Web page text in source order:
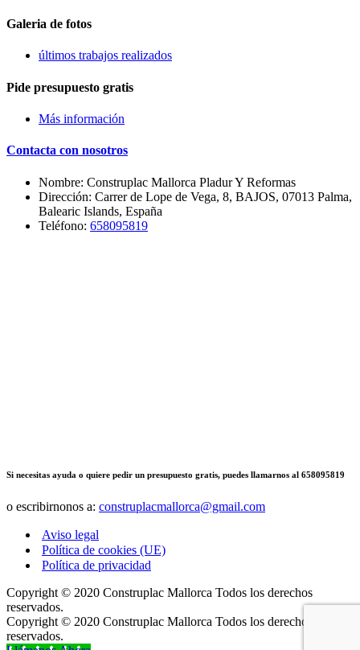
Galeria de fotos
últimos trabajos realizados
Pide presupuesto gratis
Más información
Contacta con nosotros
Nombre: Construplac Mallorca Pladur Y Reformas
Dirección: Carrer de Lope de Vega, 8, BAJOS, 07013 Palma,
Balearic Islands, España
Teléfono: 658095819
Si necesitas ayuda o quiere pedir un presupuesto gratis, puedes llamarnos al 658095819
o escribirnonos a: construplacmallorca@gmail.com
Aviso legal
Política de cookies (UE)
Política de privacidad
Copyright © 2020 Construplac Mallorca Todos los derechos
reservados.
Copyright © 2020 Construplac Mallorca Todos los derechos
reservados.